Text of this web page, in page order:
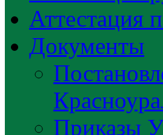
Аттестация
Документы
Приказы